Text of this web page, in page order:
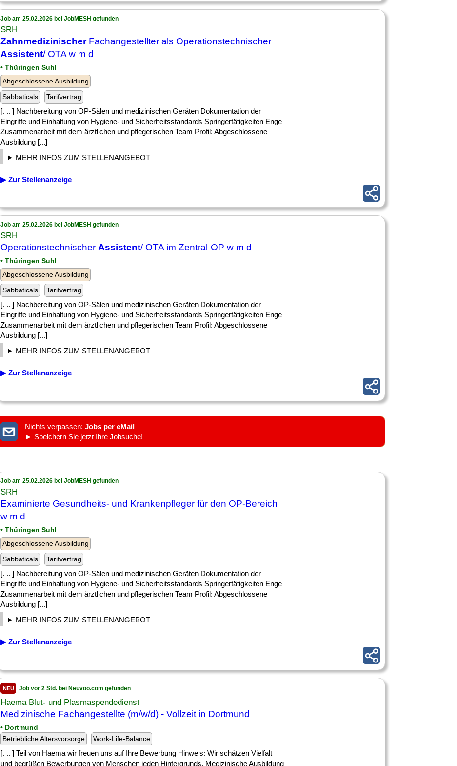
Job am 25.02.2026 bei JobMESH gefunden
SRH
ZahnmedizinischerFachangestellter als Operationstechnischer
Assistent/ OTA w m d
• Thüringen Suhl
Abgeschlossene Ausbildung
Sabbaticals
Tarifvertrag
[. .. ] Nachbereitung von OP-Sälen und medizinischen Geräten Dokumentation der
Eingriffe und Einhaltung von Hygiene- und Sicherheitsstandards Springertätigkeiten Enge
Zusammenarbeit mit dem ärztlichen und pflegerischen Team Profil: Abgeschlossene
Ausbildung [...]
MEHR INFOS ZUM STELLENANGEBOT
▶ Zur Stellenanzeige
Job am 25.02.2026 bei JobMESH gefunden
SRH
Operationstechnischer Assistent/ OTA im Zentral-OP w m d
• Thüringen Suhl
Abgeschlossene Ausbildung
Sabbaticals
Tarifvertrag
[. .. ] Nachbereitung von OP-Sälen und medizinischen Geräten Dokumentation der
Eingriffe und Einhaltung von Hygiene- und Sicherheitsstandards Springertätigkeiten Enge
Zusammenarbeit mit dem ärztlichen und pflegerischen Team Profil: Abgeschlossene
Ausbildung [...]
MEHR INFOS ZUM STELLENANGEBOT
▶ Zur Stellenanzeige
Nichts verpassen: Jobs per eMail
► Speichern Sie jetzt Ihre Jobsuche!
Job am 25.02.2026 bei JobMESH gefunden
SRH
Examinierte Gesundheits- und Krankenpfleger für den OP-Bereich
w m d
• Thüringen Suhl
Abgeschlossene Ausbildung
Sabbaticals
Tarifvertrag
[. .. ] Nachbereitung von OP-Sälen und medizinischen Geräten Dokumentation der
Eingriffe und Einhaltung von Hygiene- und Sicherheitsstandards Springertätigkeiten Enge
Zusammenarbeit mit dem ärztlichen und pflegerischen Team Profil: Abgeschlossene
Ausbildung [...]
MEHR INFOS ZUM STELLENANGEBOT
▶ Zur Stellenanzeige
NEU Job vor 2 Std. bei Neuvoo.com gefunden
Haema Blut- und Plasmaspendedienst
Medizinische Fachangestellte (m/w/d) - Vollzeit in Dortmund
• Dortmund
Betriebliche Altersvorsorge
Work-Life-Balance
[. .. ] Teil von Haema wir freuen uns auf Ihre Bewerbung Hinweis: Wir schätzen Vielfalt
und begrüßen Bewerbungen von Menschen jeden Hintergrunds. Medizinische Ausbildung